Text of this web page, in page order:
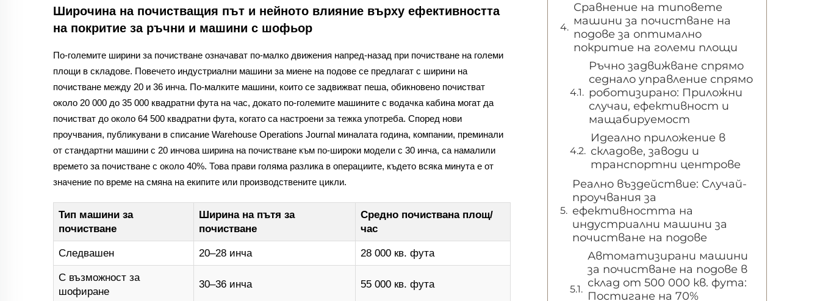
Широчина на почистващия път и нейното влияние върху ефективността
на покритие за ръчни и машини с шофьор
По-големите ширини за почистване означават по-малко движения напред-назад при почистване на големи
площи в складове. Повечето индустриални машини за миене на подове се предлагат с ширини на
почистване между 20 и 36 инча. По-малките машини, които се задвижват пеша, обикновено почистват
около 20 000 до 35 000 квадратни фута на час, докато по-големите машините с водачка кабина могат да
почистват до около 64 500 квадратни фута, когато са настроени за тежка употреба. Според нови
проучвания, публикувани в списание Warehouse Operations Journal миналата година, компании, преминали
от стандартни машини с 20 инчова ширина на почистване към по-широки модели с 30 инча, са намалили
времето за почистване с около 40%. Това прави голяма разлика в операциите, където всяка минута е от
значение по време на смяна на екипите или производствените цикли.
Тип машини за
почистване
Ширина на пътя за
почистване
Средно почиствана площ/
час
Следвашен 20–28 инча 28 000 кв. фута
С възможност за
шофиране
30–36 инча 55 000 кв. фута
Сравнение на типовете
машини за почистване на
подове за оптимално
покритие на големи площи
Ръчно задвижване спрямо
седнало управление спрямо
роботизирано: Приложни
случаи, ефективност и
мащабируемост
Идеално приложение в
складове, заводи и
транспортни центрове
Реално въздействие: Случай-
проучвания за
ефективността на
индустриални машини за
почистване на подове
Автоматизирани машини
за почистване на подове в
склад от 500 000 кв. фута:
Постигане на 70%